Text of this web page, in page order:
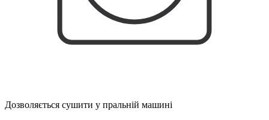
Дозволяється сушити у пральній машині